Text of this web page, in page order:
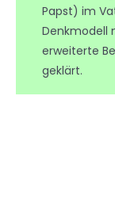
Papst) im
Denkmodell
erweiterte
geklärt.